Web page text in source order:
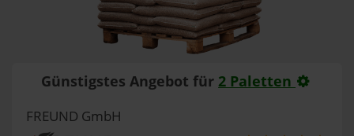
Günstigstes Angebot für 2 Paletten
FREUND GmbH